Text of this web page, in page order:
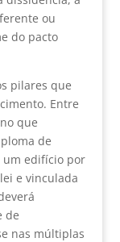
ou
do pacto
pilares que
Entre
que
de
edifício por
e vinculada
de
nas múltiplas